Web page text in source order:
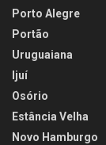
Porto Alegre
Portão
Uruguaiana
Ijuí
Osório
Estância Velha
Novo Hamburgo